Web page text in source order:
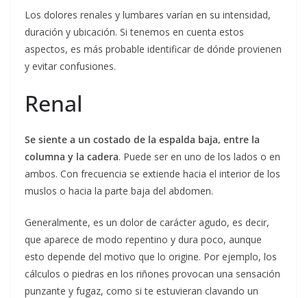
Los dolores renales y lumbares varían en su intensidad,
duración y ubicación. Si tenemos en cuenta estos
aspectos, es más probable identificar de dónde provienen
y evitar confusiones.
Renal
Se siente a un costado de la espalda baja, entre la
columna y la cadera. Puede ser en uno de los lados o en
ambos. Con frecuencia se extiende hacia el interior de los
muslos o hacia la parte baja del abdomen.
Generalmente, es un dolor de carácter agudo, es decir,
que aparece de modo repentino y dura poco, aunque
esto depende del motivo que lo origine. Por ejemplo, los
cálculos o piedras en los riñones provocan una sensación
punzante y fugaz, como si te estuvieran clavando un